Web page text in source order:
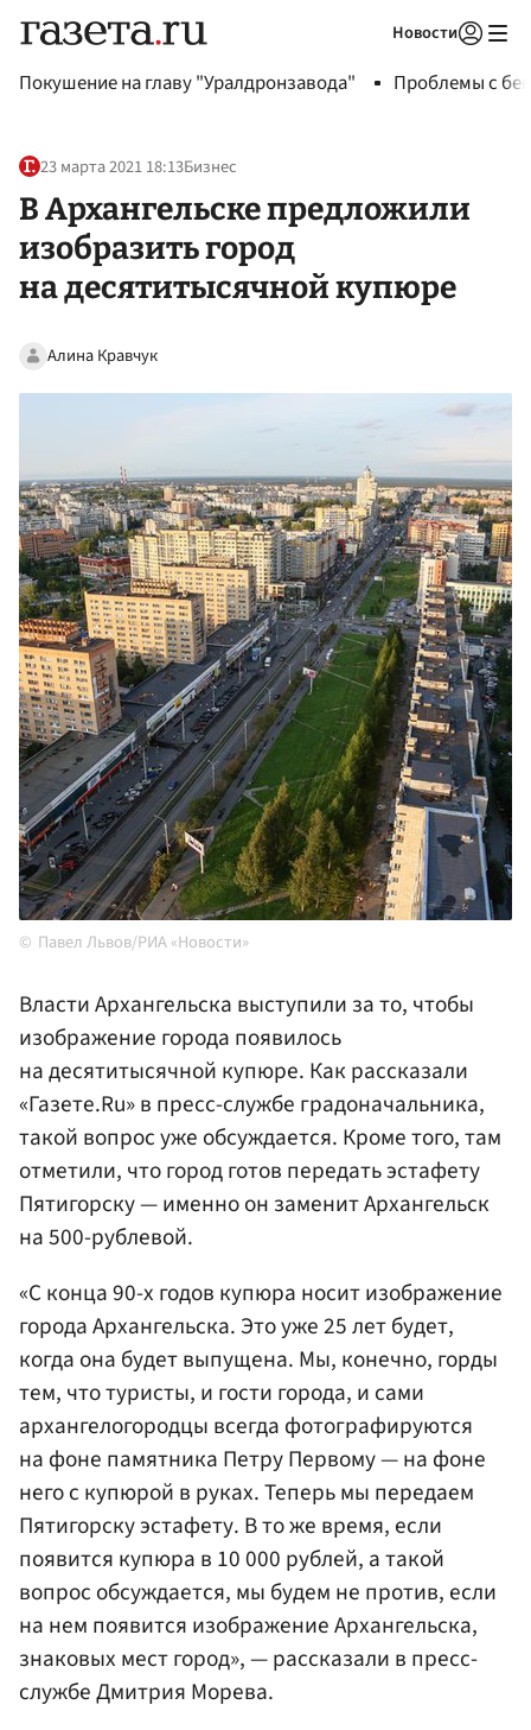
Новости
Покушение на главу "Уралдронзавода" Проблемы с
23 марта 2021 18:13Бизнес
В Архангельске предложили
изобразить город
на десятитысячной купюре
Алина Кравчук
Павел Львов/РИА «Новости»
Власти Архангельска выступили за то, чтобы
изображение города появилось
на десятитысячной купюре. Как рассказали
«Газете.Ru» в пресс-службе градоначальника,
такой вопрос уже обсуждается. Кроме того, там
отметили, что город готов передать эстафету
Пятигорску — именно он заменит Архангельск
на 500-рублевой.
«С конца 90-х годов купюра носит изображение
города Архангельска. Это уже 25 лет будет,
когда она будет выпущена. Мы, конечно, горды
тем, что туристы, и гости города, и сами
архангелогородцы всегда фотографируются
на фоне памятника Петру Первому — на фоне
него с купюрой в руках. Теперь мы передаем
Пятигорску эстафету. В то же время, если
появится купюра в 10 000 рублей, а такой
вопрос обсуждается, мы будем не против, если
на нем появится изображение Архангельска,
знаковых мест город», — рассказали в пресс-
службе Дмитрия Морева.